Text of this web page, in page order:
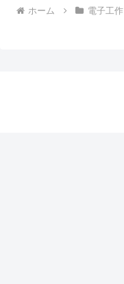
ホーム 電子工作